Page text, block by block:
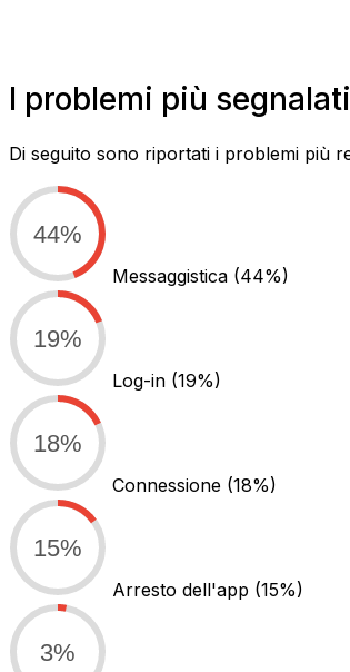
I problemi più segnalati
Di seguito sono riportati i problemi più
44%
Messaggistica (44%)
19%
Log-in (19%)
18%
Connessione (18%)
15%
Arresto dell'app (15%)
3%